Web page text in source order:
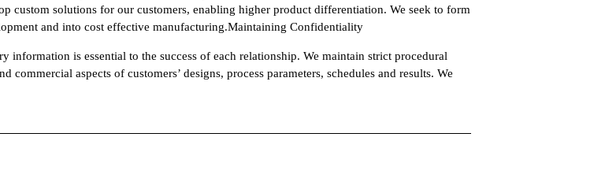
custom solutions for our customers, enabling higher product differentiation. We seek to form
and into cost effective manufacturing.Maintaining Confidentiality
is essential to the success of each relationship. We maintain strict procedural
aspects of customers’ designs, process parameters, schedules and results. We